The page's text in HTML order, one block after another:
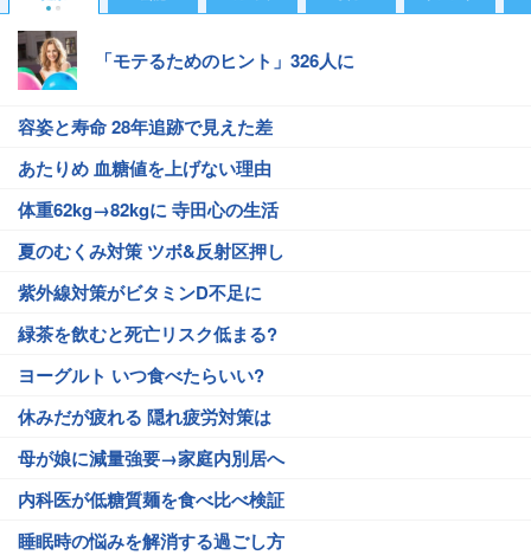
「モテるためのヒント」326人に
容姿と寿命 28年追跡で見えた差
あたりめ 血糖値を上げない理由
体重62kg→82kgに 寺田心の生活
夏のむくみ対策 ツボ&反射区押し
紫外線対策がビタミンD不足に
緑茶を飲むと死亡リスク低まる?
ヨーグルト いつ食べたらいい?
休みだが疲れる 隠れ疲労対策は
母が娘に減量強要→家庭内別居へ
内科医が低糖質麺を食べ比べ検証
睡眠時の悩みを解消する過ごし方